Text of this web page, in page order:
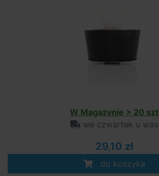
W Magazynie > 20 szt
we czwartek u was
29,10 zł
do koszyka